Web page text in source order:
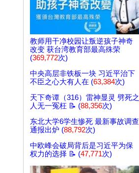
教师用干净校园让叛逆孩子神奇
改变 获台湾教育部最高殊荣
(369,772次)
中央高层非铁板一块 习近平治下
不臣之心大有人在 (63,384次)
天下奇谭（316）雷神显灵 劈死之
人无一冤枉 📝 (88,356次)
东北大学6学生惨死 最新事故调查
通报出炉 (88,792次)
中欧峰会破局背后是习近平为保
权力的选择 📝 (47,771次)